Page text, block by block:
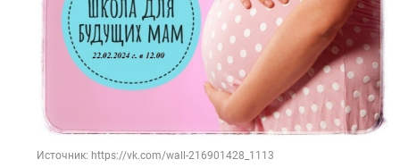
Источник: https://vk.com/wall-216901428_1113